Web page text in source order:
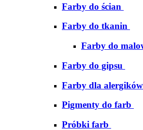
Farby do ścian
Farby do tkanin
Farby do
Farby do gipsu
Farby dla alergików
Pigmenty do farb
Próbki farb